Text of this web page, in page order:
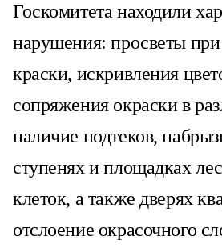
Госкомитета находили
нарушения: просветы
краски, искривления
сопряжения окраски в
наличие подтеков,
ступенях и площадках
клеток, а также дверях
отслоение окрасочного